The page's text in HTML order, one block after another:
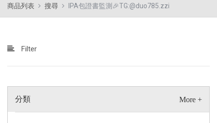
商品列表 搜尋 IPA包證書監測🎉TG:@duo785.zzi
Filter
分類